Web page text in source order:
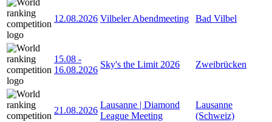
12.08.2026 Vilbeler Abendmeeting Bad Vilbel
15.08 -
16.08.2026
Sky's the Limit 2026 Zweibrücken
21.08.2026
Lausanne | Diamond
League Meeting
Lausanne
(Schweiz)